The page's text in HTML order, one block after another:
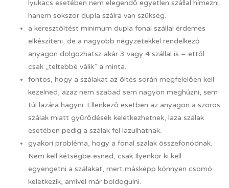
lyukacs esetében nem elegendő egyetlen szállal hímezni,
hanem sokszor dupla szálra van szükség.
a keresztöltést minimum dupla fonal szállal érdemes
elkészíteni, de a nagyobb négyzetekkel rendelkező
anyagon dolgozhatsz akár 3 vagy 4 szállal is – ettől
csak „teltebbé válik” a minta.
fontos, hogy a szálakat az öltés során megfelelően kell
kezelned, azaz nem szabad sem nagyon meghúzni, sem
túl lazára hagyni. Ellenkező esetben az anyagon a szoros
szálak miatt gyűrődések keletkezhetnek, laza szálak
esetében pedig a szálak fel lazulhatnak.
gyakori probléma, hogy a fonal szálak összefonódnak.
Nem kell kétségbe esned, csak Ilyenkor ki kell
egyengetni a szálakat, mert másképp könnyen csomó
keletkezik, amivel már boldogulni.